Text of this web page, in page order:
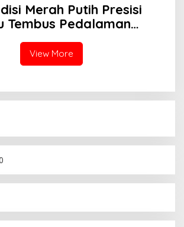
dan audiensi
Bangsa dan
Provinsi Riau
Merah Putih Presisi
Tembus Pedalaman
Hadirkan Kepedulian
Negeri
View More